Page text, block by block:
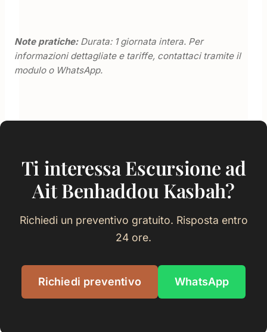
Note pratiche:Durata: 1 giornata intera. Per
informazioni dettagliate e tariffe, contattaci tramite il
modulo o WhatsApp.
Ti interessa Escursione ad
Ait Benhaddou Kasbah?
Richiedi un preventivo gratuito. Risposta entro
24 ore.
Richiedi preventivo WhatsApp